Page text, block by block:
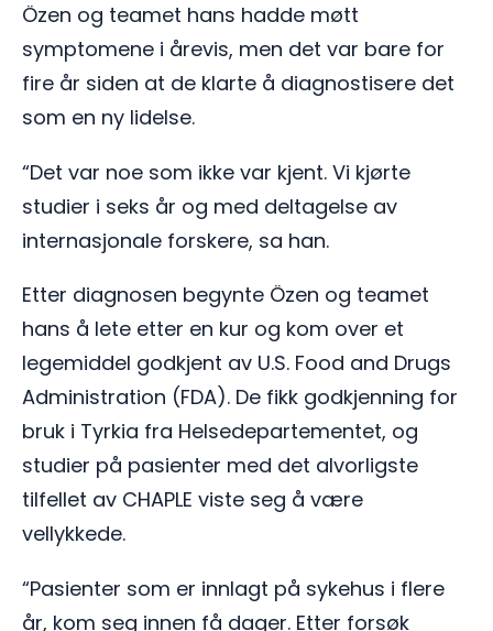
Özen og teamet hans hadde møtt
symptomene i årevis, men det var bare for
fire år siden at de klarte å diagnostisere det
som en ny lidelse.
“Det var noe som ikke var kjent. Vi kjørte
studier i seks år og med deltagelse av
internasjonale forskere, sa han.
Etter diagnosen begynte Özen og teamet
hans å lete etter en kur og kom over et
legemiddel godkjent av U.S. Food and Drugs
Administration (FDA). De fikk godkjenning for
bruk i Tyrkia fra Helsedepartementet, og
studier på pasienter med det alvorligste
tilfellet av CHAPLE viste seg å være
vellykkede.
“Pasienter som er innlagt på sykehus i flere
år, kom seg innen få dager. Etter forsøk